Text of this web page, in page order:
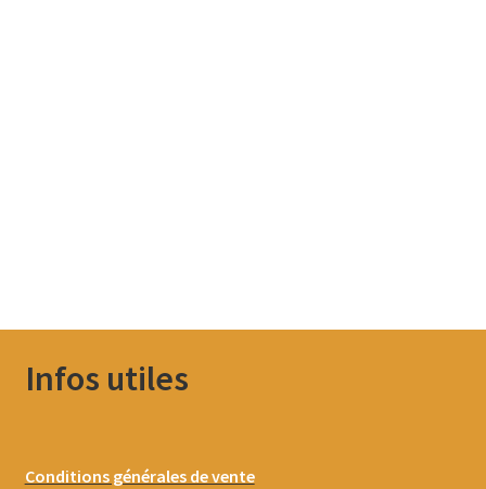
Infos utiles
Conditions générales de vente